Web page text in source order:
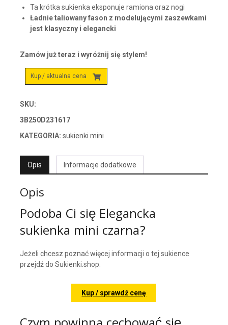
Ta krótka sukienka eksponuje ramiona oraz nogi
Ładnie taliowany fason z modelującymi zaszewkami
jest klasyczny i elegancki
Zamów już teraz i wyróżnij się stylem!
Kup / aktualna cena
SKU:
3B250D231617
KATEGORIA: sukienki mini
Opis Informacje dodatkowe
Opis
Podoba Ci się Elegancka
sukienka mini czarna?
Jeżeli chcesz poznać więcej informacji o tej sukience
przejdź do Sukienki.shop:
Kup / sprawdź cenę